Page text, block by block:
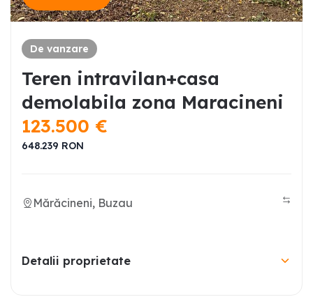
De vanzare
Teren intravilan+casa
demolabila zona Maracineni
123.500 €
648.239 RON
Mărăcineni, Buzau
Detalii proprietate